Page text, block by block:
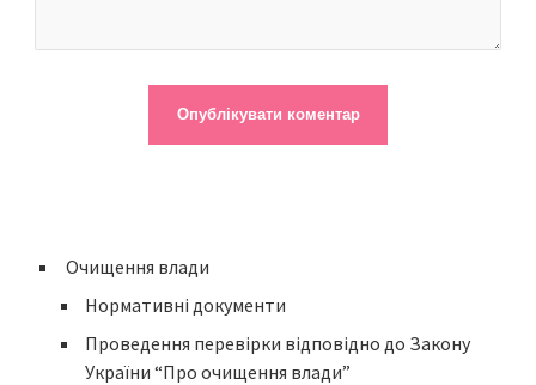
Очищення влади
Нормативні документи
Проведення перевірки відповідно до Закону
України “Про очищення влади”